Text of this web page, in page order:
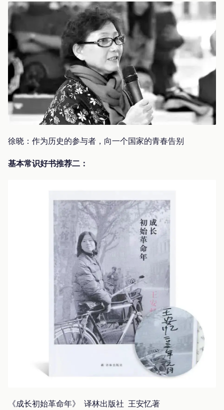
徐晓：作为历史的参与者，向一个国家的青春告别
基本常识好书推荐二：
《成长初始革命年》 译林出版社 王安忆著